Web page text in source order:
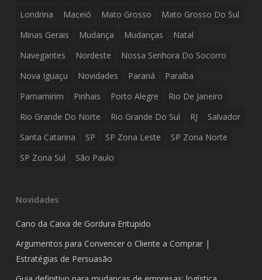
Londrina
Maceió Mato Grosso
Mato Grosso Do Sul
Minas Gerais
Mudança Mudanças
Natal
Navegantes
Nordeste
Nossa Senhora Do Socorro
Nova Iguaçu
Novidades Paraná
Paraíba
Parnamirim
Pinhais Porto Alegre
Rio De Janeiro
Rio Grande Do Norte
Rio Grande Do Sul RJ
Salvador
Santa Catarina
SP SP Zona Leste
SP Zona Norte
SP Zona Sul
São Paulo
Novidades
Cano da Caixa de Gordura Entupido
Argumentos para Convencer o Cliente a Comprar |
Estratégias de Persuasão